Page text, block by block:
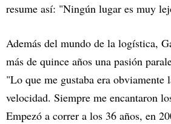
resume así: "Ningún lugar es muy
Además del mundo de la logística,
más de quince años una pasión
"Lo que me gustaba era obviamente
velocidad. Siempre me encantaron
Empezó a correr a los 36 años, en